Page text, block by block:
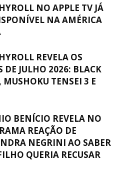
NO APPLE TV JÁ
NA AMÉRICA
REVELA OS
DE JULHO 2026: BLACK
MUSHOKU TENSEI 3 E
BENÍCIO REVELA NO
REAÇÃO DE
NEGRINI AO SABER
QUERIA RECUSAR